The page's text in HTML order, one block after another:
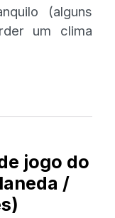
(alguns
um clima
jogo do
/